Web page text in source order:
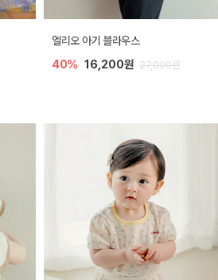
엘리오 아기 블라우스
40% 16,200원 27,000원